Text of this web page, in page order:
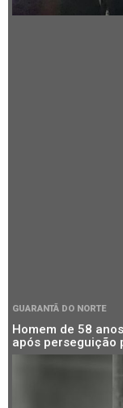
GUARANTÃ DO NORTE
Homem de 58
após perseguição